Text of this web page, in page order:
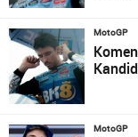
MotoGP
MotoGP